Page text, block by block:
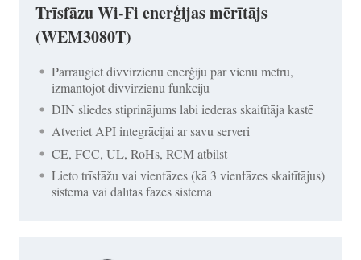
Trīsfāzu Wi-Fi enerģijas mērītājs
(WEM3080T)
Pārraugiet divvirzienu enerģiju par vienu metru,
izmantojot divvirzienu funkciju
DIN sliedes stiprinājums labi iederas skaitītāja kastē
Atveriet API integrācijai ar savu serveri
CE, FCC, UL, RoHs, RCM atbilst
Lieto trīsfāžu vai vienfāzes (kā 3 vienfāzes skaitītājus)
sistēmā vai dalītās fāzes sistēmā